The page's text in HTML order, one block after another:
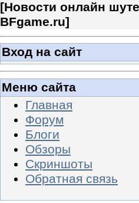
[Новости онлайн
BFgame.ru]
Вход на сайт
Меню сайта
Главная
Форум
Блоги
Обзоры
Скриншоты
Обратная связь